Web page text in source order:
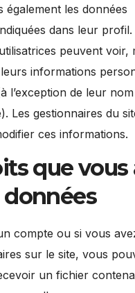
également les données
dans leur profil.
peuvent voir,
informations
l’exception de leur nom
Les gestionnaires du
ces informations.
que vous
données
compte ou si vous
sur le site, vous
un fichier